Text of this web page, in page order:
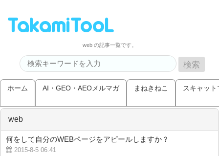
web の記事一覧です。
ホーム AI・GEO・AEOメルマガ まねきねこ スキャット
web
何をして自分のWEBページをアピールしますか？
2015-8-5 06:41